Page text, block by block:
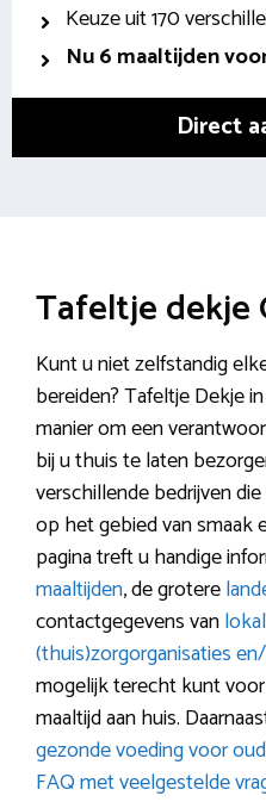
Keuze uit 170
Nu 6 maaltijden
Direct
Tafeltje dekje
Kunt u niet zelfstandig
bereiden? Tafeltje Dekje
manier om een
bij u thuis te laten
verschillende bedrijven
op het gebied van smaak
pagina treft u handige
maaltijden, de grotere
contactgegevens van
(thuis)zorgorganisaties
mogelijk terecht kunt
maaltijd aan huis.
gezonde voeding voor
FAQ met veelgestelde